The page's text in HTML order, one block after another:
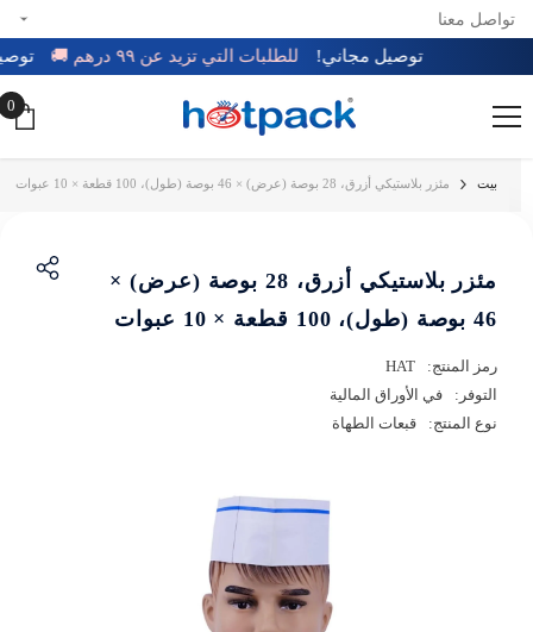
تخطي إلى المحتوى
تواصل معنا
توصيل مجاني! للطلبات التي تزيد عن ٩٩ درهم 🚚
0
0
بيت مئزر بلاستيكي أزرق، 28 بوصة (عرض) × 46 بوصة (طول)، 100 قطعة × 10 عبوات
مئزر بلاستيكي أزرق، 28 بوصة (عرض) ×
46 بوصة (طول)، 100 قطعة × 10 عبوات
رمز المنتج:
HAT
التوفر:
في الأوراق المالية
نوع المنتج:
قبعات الطهاة